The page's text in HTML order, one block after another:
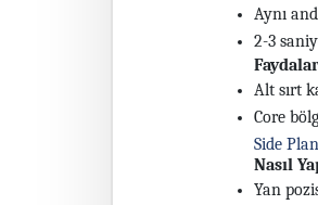
Aynı
2-3
Alt sırt
Core
Side
Nasıl
Yan